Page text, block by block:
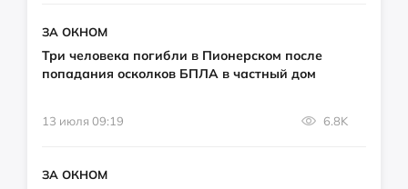
ЗА ОКНОМ
Три человека погибли в Пионерском после
попадания осколков БПЛА в частный дом
13 июля 09:19 6.8K
ЗА ОКНОМ